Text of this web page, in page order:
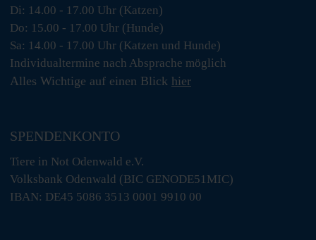
Di: 14.00 - 17.00 Uhr (Katzen)
Do: 15.00 - 17.00 Uhr (Hunde)
Sa: 14.00 - 17.00 Uhr (Katzen und Hunde)
Individualtermine nach Absprache möglich
Alles Wichtige auf einen Blick hier
SPENDENKONTO
Tiere in Not Odenwald e.V.
Volksbank Odenwald (BIC GENODE51MIC)
IBAN: DE45 5086 3513 0001 9910 00